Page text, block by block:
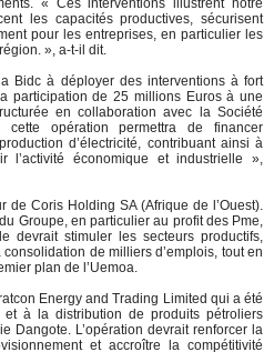
« Ces interventions illustrent notre
les capacités productives, sécurisent
pour les entreprises, en particulier les
», a-t-il dit.
Bidc à déployer des interventions à fort
participation de 25 millions Euros à une
en collaboration avec la Société
cette opération permettra de financer
d’électricité, contribuant ainsi à
l’activité économique et industrielle »,
de Coris Holding SA (Afrique de l’Ouest).
Groupe, en particulier au profit des Pme,
devrait stimuler les secteurs productifs,
de milliers d’emplois, tout en
plan de l’Uemoa.
Energy and Trading Limited qui a été
et à la distribution de produits pétroliers
Dangote. L’opération devrait renforcer la
et accroître la compétitivité